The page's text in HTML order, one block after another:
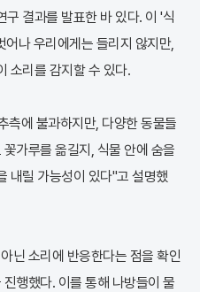
결과를 발표한 바 있다. 이 '식
나 우리에게는 들리지 않지만,
소리를 감지할 수 있다.
측에 불과하지만, 다양한 동물들
가루를 옮길지, 식물 안에 숨을
내릴 가능성이 있다"고 설명했
닌 소리에 반응한다는 점을 확인
행했다. 이를 통해 나방들이 물